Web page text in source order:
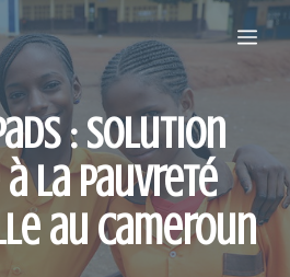
: Solution
la pauvreté
au Cameroun